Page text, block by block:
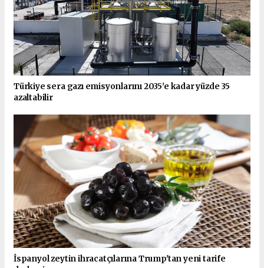
Türkiye sera gazı emisyonlarını 2035'e kadar yüzde 35
azaltabilir
İspanyol zeytin ihracatçılarına Trump'tan yeni tarife